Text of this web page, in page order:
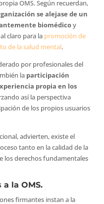
OMS. Según recuerdan,
se alejase de un
biomédicoy
claro para la promoción de
de la salud mental.
por profesionales del
la participación
propia en los
así la perspectiva
de los propios usuarios
advierten, existe el
tanto en la calidad de la
los derechos fundamentales
la OMS.
firmantes instan a la